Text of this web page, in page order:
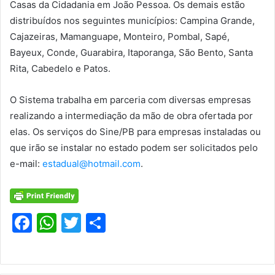
Casas da Cidadania em João Pessoa. Os demais estão
distribuídos nos seguintes municípios: Campina Grande,
Cajazeiras, Mamanguape, Monteiro, Pombal, Sapé,
Bayeux, Conde, Guarabira, Itaporanga, São Bento, Santa
Rita, Cabedelo e Patos.
O Sistema trabalha em parceria com diversas empresas
realizando a intermediação da mão de obra ofertada por
elas. Os serviços do Sine/PB para empresas instaladas ou
que irão se instalar no estado podem ser solicitados pelo
e-mail: estadual@hotmail.com.
F
c
W
at
T
itt ar